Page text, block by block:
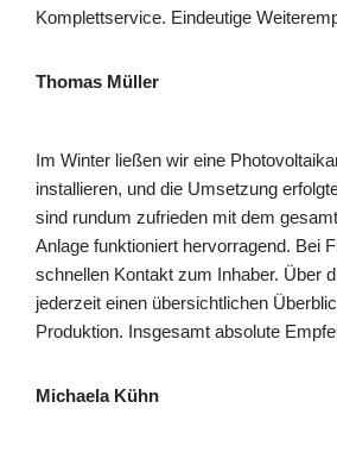
Komplettservice. Eindeutige
Thomas Müller
Im Winter ließen wir eine
installieren, und die Umsetzung
sind rundum zufrieden mit dem
Anlage funktioniert hervorragend. Bei
schnellen Kontakt zum Inhaber. Über
jederzeit einen übersichtlichen
Produktion. Insgesamt absolute
Michaela Kühn